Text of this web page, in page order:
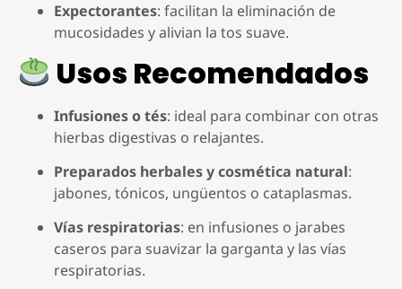
Expectorantes: facilitan la eliminación de
mucosidades y alivian la tos suave.
Usos Recomendados
Infusiones o tés: ideal para combinar con otras
hierbas digestivas o relajantes.
Preparados herbales y cosmética natural:
jabones, tónicos, ungüentos o cataplasmas.
Vías respiratorias: en infusiones o jarabes
caseros para suavizar la garganta y las vías
respiratorias.